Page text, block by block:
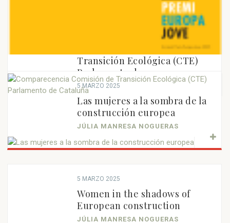
El polèmic sistema de vetos
de la UE. Com el solucionem?
El resurgimiento de la
ultraderecha en Europa
Comparaison et proposition
de politiques publiques pour
Comparecencia Comisión de
Transición Ecológica (CTE)
Parlamento de...
5 MARZO 2025
Las mujeres a la sombra de la
construcción europea
JÚLIA MANRESA NOGUERAS
5 MARZO 2025
Women in the shadows of
European construction
JÚLIA MANRESA NOGUERAS